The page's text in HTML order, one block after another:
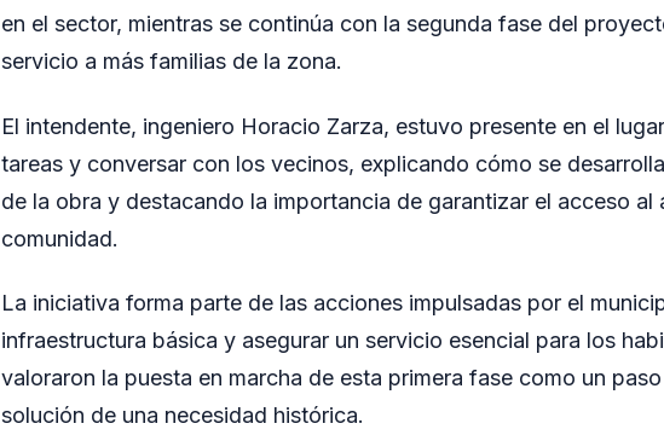
en el sector, mientras se continúa con la segunda fase del
servicio a más familias de la zona.
El intendente, ingeniero Horacio Zarza, estuvo presente en el
tareas y conversar con los vecinos, explicando cómo se
de la obra y destacando la importancia de garantizar el acceso al
comunidad.
La iniciativa forma parte de las acciones impulsadas por el
infraestructura básica y asegurar un servicio esencial para los
valoraron la puesta en marcha de esta primera fase como un
solución de una necesidad histórica.